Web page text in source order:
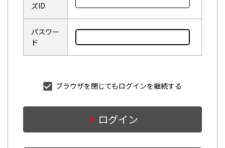
ズID
パスワー
ド
ブラウザを閉じてもログインを継続する
ログイン